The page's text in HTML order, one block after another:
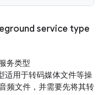
service type
务类型
适用于转码媒体文件等操
频文件，并需要先将其转